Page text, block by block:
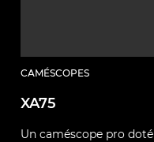
CAMÉSCOPES
XA75
Un caméscope pro